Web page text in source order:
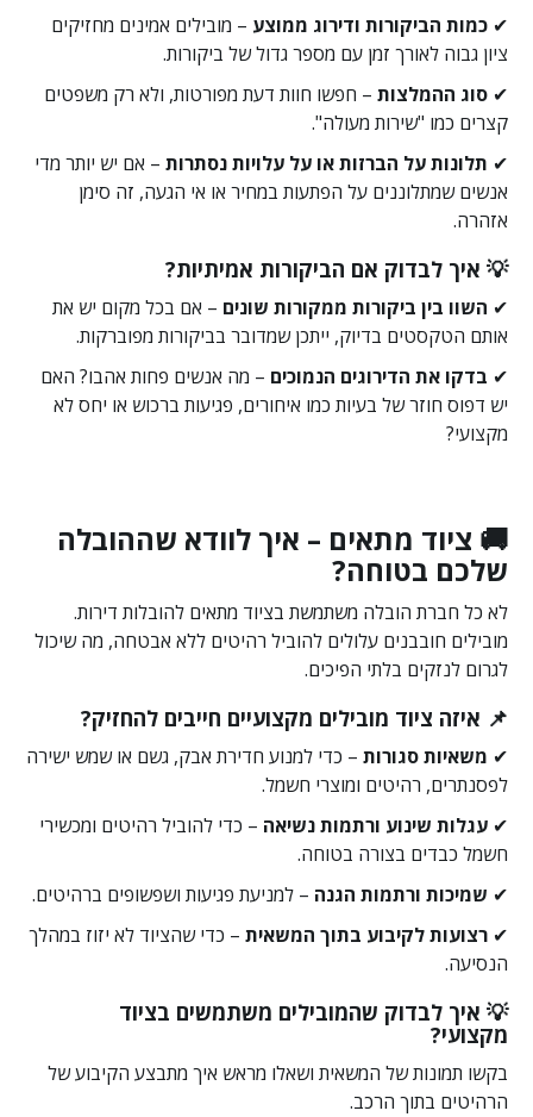
✔ כמות הביקורות ודירוג ממוצע – מובילים אמינים מחזיקים
ציון גבוה לאורך זמן עם מספר גדול של ביקורות.
✔ סוג ההמלצות – חפשו חוות דעת מפורטות, ולא רק משפטים
קצרים כמו "שירות מעולה".
✔ תלונות על הברזות או על עלויות נסתרות – אם יש יותר מדי
אנשים שמתלוננים על הפתעות במחיר או אי הגעה, זה סימן
אזהרה.
💡 איך לבדוק אם הביקורות אמיתיות?
✔ השוו בין ביקורות ממקורות שונים – אם בכל מקום יש את
אותם הטקסטים בדיוק, ייתכן שמדובר בביקורות מפוברקות.
✔ בדקו את הדירוגים הנמוכים – מה אנשים פחות אהבו? האם
יש דפוס חוזר של בעיות כמו איחורים, פגיעות ברכוש או יחס לא
מקצועי?
🚚 ציוד מתאים – איך לוודא שההובלה
שלכם בטוחה?
לא כל חברת הובלה משתמשת בציוד מתאים להובלות דירות.
מובילים חובבנים עלולים להוביל רהיטים ללא אבטחה, מה שיכול
לגרום לנזקים בלתי הפיכים.
📌 איזה ציוד מובילים מקצועיים חייבים להחזיק?
✔ משאיות סגורות – כדי למנוע חדירת אבק, גשם או שמש ישירה
לפסנתרים, רהיטים ומוצרי חשמל.
✔ עגלות שינוע ורתמות נשיאה – כדי להוביל רהיטים ומכשירי
חשמל כבדים בצורה בטוחה.
✔ שמיכות ורתמות הגנה – למניעת פגיעות ושפשופים ברהיטים.
✔ רצועות לקיבוע בתוך המשאית – כדי שהציוד לא יזוז במהלך
הנסיעה.
💡 איך לבדוק שהמובילים משתמשים בציוד
מקצועי?
בקשו תמונות של המשאית ושאלו מראש איך מתבצע הקיבוע של
הרהיטים בתוך הרכב.